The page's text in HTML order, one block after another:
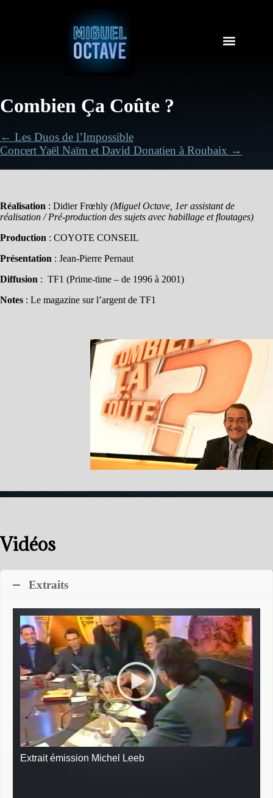
Combien Ça Coûte ?
← Les Duos de l’Impossible
Concert Yaël Naïm et David Donatien à Roubaix →
Réalisation : Didier Frœhly (Miguel Octave, 1er assistant de
réalisation / Pré-production des sujets avec habillage et floutages)
Production : COYOTE CONSEIL
Présentation : Jean-Pierre Pernaut
Diffusion : TF1 (Prime-time – de 1996 à 2001)
Notes : Le magazine sur l’argent de TF1
Vidéos
Extraits
Extrait émission Michel Leeb